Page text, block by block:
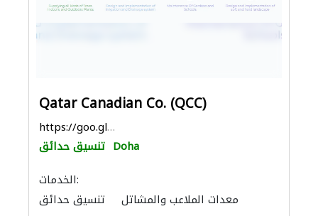
Qatar Canadian Co. (QCC)
https://goo.gl/maps/U4JqEhgsmvAb7WAN8
تنسيق حدائق Doha
الخدمات:
تنسيق حدائق
معدات الملاعب والمشاتل